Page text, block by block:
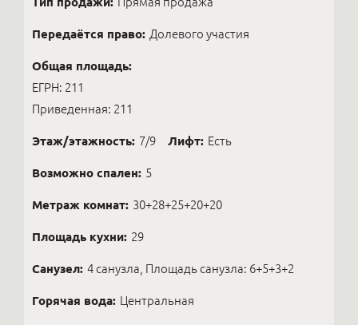
Передаётся право: Долевого участия
Общая площадь:
ЕГРН: 211
Приведенная: 211
Этаж/этажность: 7/9 Лифт: Есть
Возможно спален: 5
Метраж комнат: 30+28+25+20+20
Площадь кухни: 29
Санузел: 4 санузла, Площадь санузла: 6+5+3+2
Горячая вода: Центральная